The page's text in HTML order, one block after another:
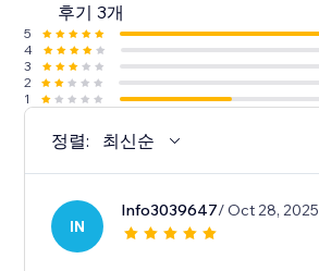
후기 3개
5
4
3
2
1
정렬: 최신순
IN
Info3039647/ Oct 28, 2025